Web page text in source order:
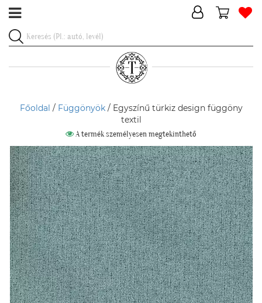
Főoldal / Függönyök/ Egyszínű türkiz design függöny
textil
A termék személyesen megtekinthető